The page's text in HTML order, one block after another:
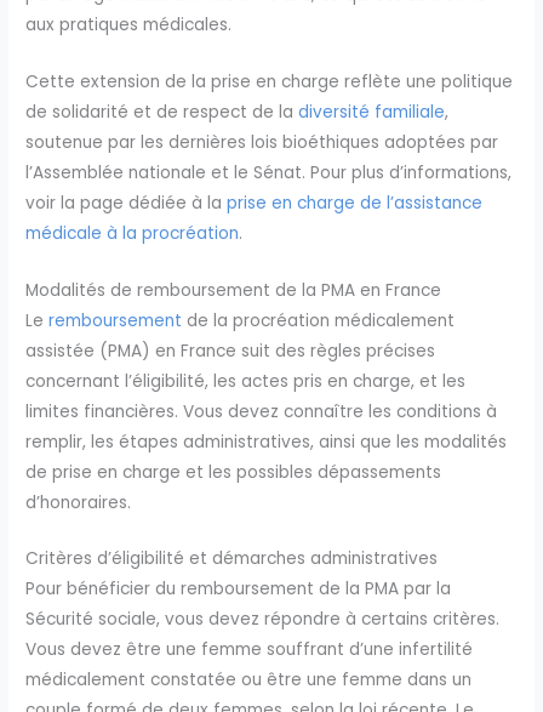
aux pratiques médicales.
Cette extension de la prise en charge reflète une politique
de solidarité et de respect de ladiversité familiale,
soutenue par les dernières lois bioéthiques adoptées par
l’Assemblée nationale et le Sénat. Pour plus d’informations,
voir la page dédiée à laprise en charge de l’assistance
médicale à la procréation.
Modalités de remboursement de la PMA en France
Leremboursement de la procréation médicalement
assistée (PMA) en France suit des règles précises
concernant l’éligibilité, les actes pris en charge, et les
limites financières. Vous devez connaître les conditions à
remplir, les étapes administratives, ainsi que les modalités
de prise en charge et les possibles dépassements
d’honoraires.
Critères d’éligibilité et démarches administratives
Pour bénéficier du remboursement de la PMA par la
Sécurité sociale, vous devez répondre à certains critères.
Vous devez être une femme souffrant d’une infertilité
médicalement constatée ou être une femme dans un